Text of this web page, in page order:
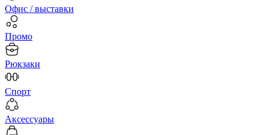
Офис / выставки
Промо
Рюкзаки
Спорт
Аксессуары